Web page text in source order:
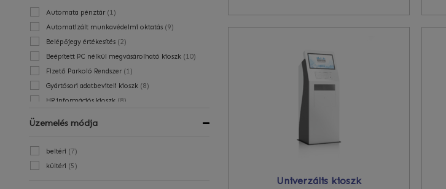
Automata pénztár (1)
Automatizált munkavédelmi oktatás (9)
Belépőjegy értékesítés (2)
Beépített PC nélkül megvásárolható kioszk (10)
Fizető Parkoló Rendszer (1)
Gyártósori adatbeviteli kioszk (8)
HR információs kioszk (8)
Jegyleolvasás, Beléptetésvezérlés
Üzemelés módja
beltéri (7)
kültéri (5)
Univerzális kioszk